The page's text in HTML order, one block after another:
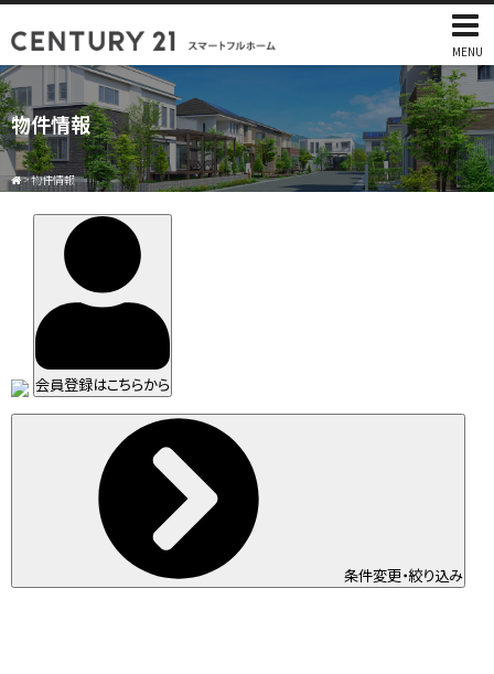
MENU
物件情報
>物件情報
会員登録はこちらから
条件変更・絞り込み